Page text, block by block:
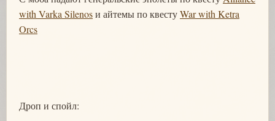
with Varka Silenosи айтемы по квестуWar with Ketra
Orcs
Дроп и спойл: